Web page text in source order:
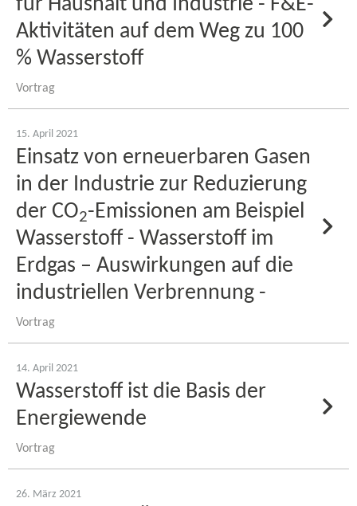
für Haushalt und Industrie - F&E-​
Aktivitäten auf dem Weg zu 100
% Wasserstoff
Vortrag
15. April 2021
Einsatz von erneuerbaren Gasen
in der Industrie zur Reduzierung
der CO2-​Emissionen am Beispiel
Wasserstoff - Wasserstoff im
Erdgas – Auswirkungen auf die
industriellen Verbrennung -
Vortrag
14. April 2021
Wasserstoff ist die Basis der
Energiewende
Vortrag
26. März 2021